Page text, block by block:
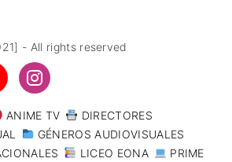
- All rights reserved
ANIME TV
DIRECTORES
GÉNEROS AUDIOVISUALES
LICEO EONA PRIME